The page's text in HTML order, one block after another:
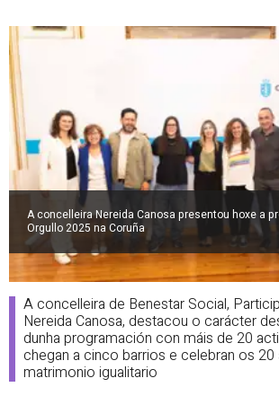
A concelleira Nereida Canosa presentou hoxe a
Orgullo 2025 na Coruña
A concelleira de Benestar Social,
Nereida Canosa, destacou o carácter
dunha programación con máis de 20
chegan a cinco barrios e celebran os
matrimonio igualitario